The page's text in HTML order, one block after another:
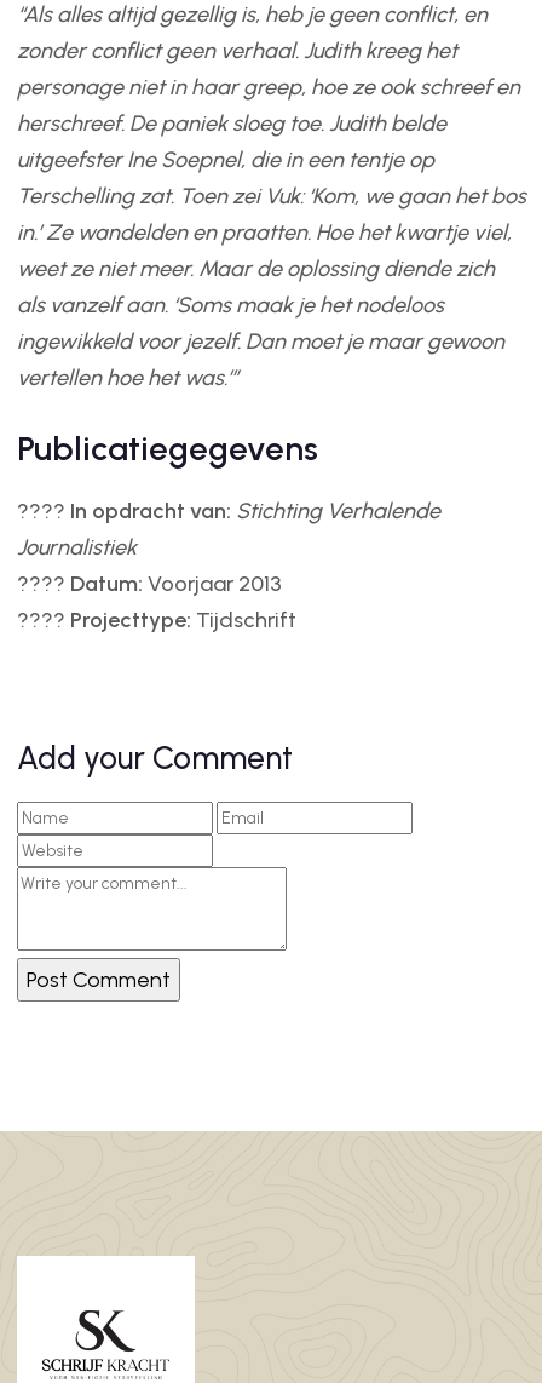
“Als alles altijd gezellig is, heb je geen conflict, en
zonder conflict geen verhaal. Judith kreeg het
personage niet in haar greep, hoe ze ook schreef en
herschreef. De paniek sloeg toe. Judith belde
uitgeefster Ine Soepnel, die in een tentje op
Terschelling zat. Toen zei Vuk: ‘Kom, we gaan het bos
in.’ Ze wandelden en praatten. Hoe het kwartje viel,
weet ze niet meer. Maar de oplossing diende zich
als vanzelf aan. ‘Soms maak je het nodeloos
ingewikkeld voor jezelf. Dan moet je maar gewoon
vertellen hoe het was.’”
Publicatiegegevens
???? In opdracht van: Stichting Verhalende
Journalistiek
???? Datum: Voorjaar 2013
???? Projecttype: Tijdschrift
Add your Comment